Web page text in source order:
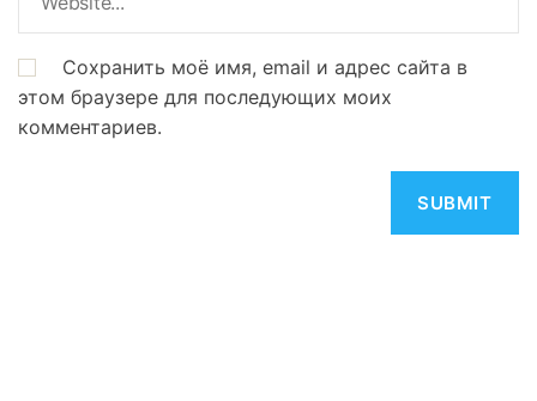
Сохранить моё имя, email и адрес сайта в
этом браузере для последующих моих
комментариев.